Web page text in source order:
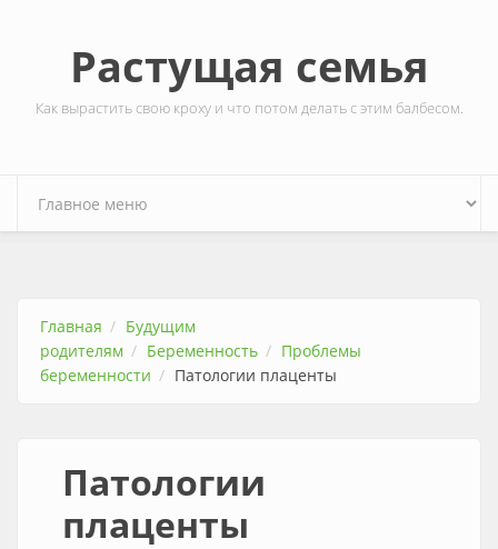
Растущая семья
Как вырастить свою кроху и что потом делать с этим балбесом.
Главная
Будущим
родителям
Беременность
Проблемы
беременности
Патологии плаценты
Патологии
плаценты